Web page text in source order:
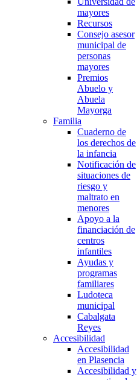
mayores
Recursos
Consejo asesor
municipal de
personas
mayores
Premios
Abuelo y
Abuela
Mayorga
Familia
Cuaderno de
los derechos de
la infancia
Notificación de
situaciones de
riesgo y
maltrato en
menores
Apoyo a la
financiación de
centros
infantiles
Ayudas y
programas
familiares
Ludoteca
municipal
Cabalgata
Reyes
Accesibilidad
Accesibilidad
en Plasencia
Accesibilidad y